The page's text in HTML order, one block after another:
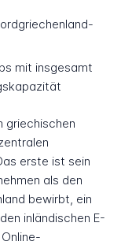
mit insgesamt
griechischen
erste ist sein
als den
bewirbt, ein
inländischen E-